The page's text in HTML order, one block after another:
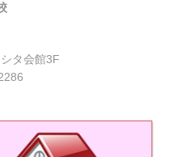
タ会館3F